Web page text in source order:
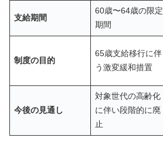
支給期間
60歳〜64歳の限定
期間
制度の目的
65歳支給移行に伴
う激変緩和措置
今後の見通し
対象世代の高齢化
に伴い段階的に廃
止